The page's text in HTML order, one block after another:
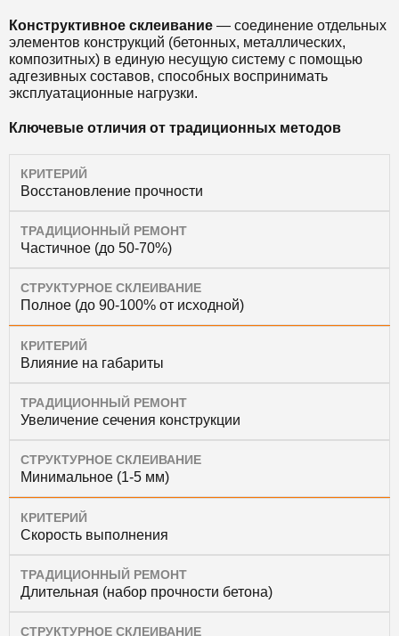
Конструктивное склеивание — соединение отдельных
элементов конструкций (бетонных, металлических,
композитных) в единую несущую систему с помощью
адгезивных составов, способных воспринимать
эксплуатационные нагрузки.
Ключевые отличия от традиционных методов
КРИТЕРИЙ
Восстановление прочности
ТРАДИЦИОННЫЙ РЕМОНТ
Частичное (до 50-70%)
СТРУКТУРНОЕ СКЛЕИВАНИЕ
Полное (до 90-100% от исходной)
КРИТЕРИЙ
Влияние на габариты
ТРАДИЦИОННЫЙ РЕМОНТ
Увеличение сечения конструкции
СТРУКТУРНОЕ СКЛЕИВАНИЕ
Минимальное (1-5 мм)
КРИТЕРИЙ
Скорость выполнения
ТРАДИЦИОННЫЙ РЕМОНТ
Длительная (набор прочности бетона)
СТРУКТУРНОЕ СКЛЕИВАНИЕ